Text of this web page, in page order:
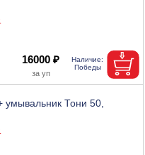
16000 ₽
Тони 50,